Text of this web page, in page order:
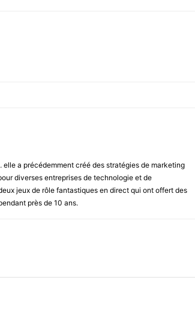
elle a précédemment créé des stratégies de marketing
diverses entreprises de technologie et de
jeux de rôle fantastiques en direct qui ont offert des
près de 10 ans.